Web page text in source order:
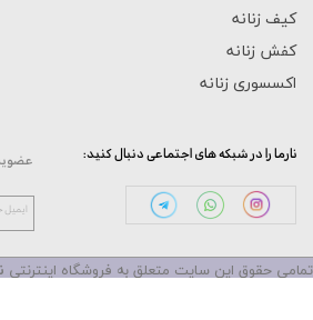
کیف زنانه
کفش زنانه
اکسسوری زنانه
تمامی حقوق این سایت متعلق به فروشگاه اینترنتی
:نارما را در شبکه های اجتماعی دنبال کنید